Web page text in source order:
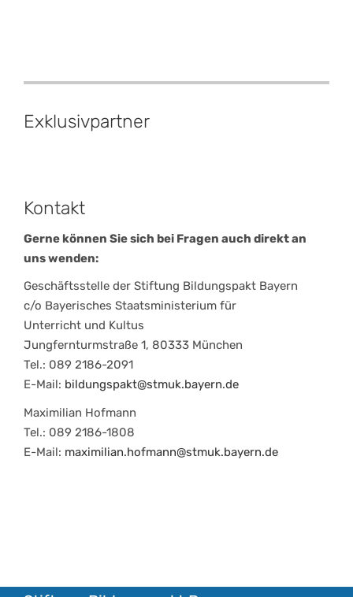
Exklusiv­partner
Kontakt
Gerne können Sie sich bei Fragen auch direkt an
uns wenden:
Geschäftsstelle der Stiftung Bildungspakt Bayern
c/o Bayerisches Staatsministerium für
Unterricht und Kultus
Jungfernturmstraße 1, 80333 München
Tel.: 089 2186-2091
E-Mail: bildungspakt@stmuk.bayern.de
Maximilian Hofmann
Tel.: 089 2186-1808
E-Mail: maximilian.hofmann@stmuk.bayern.de